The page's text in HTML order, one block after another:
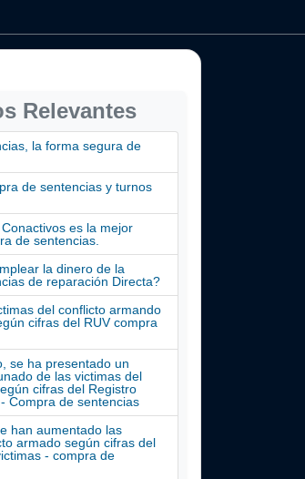
Relevantes
la forma segura de
de sentencias y turnos
es la mejor
de sentencias.
la dinero de la
de reparación Directa?
del conflicto armando
cifras del RUV compra
se ha presentado un
de las victimas del
cifras del Registro
Compra de sentencias
han aumentado las
armado según cifras del
- compra de